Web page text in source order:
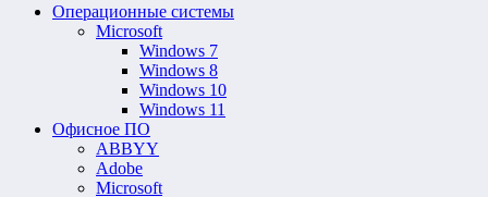
Операционные системы
Microsoft
Windows 7
Windows 8
Windows 10
Windows 11
Офисное ПО
ABBYY
Adobe
Microsoft